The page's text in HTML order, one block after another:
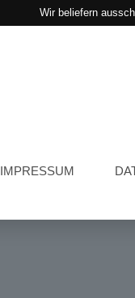
Wir beliefern
IMPRESSUM